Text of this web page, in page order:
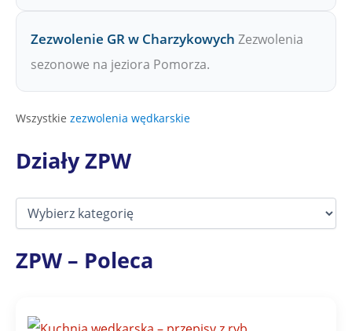
Zezwolenie GR w Charzykowych Zezwolenia
sezonowe na jeziora Pomorza.
Wszystkie zezwolenia wędkarskie
Działy ZPW
D
a
łZPW – Poleca